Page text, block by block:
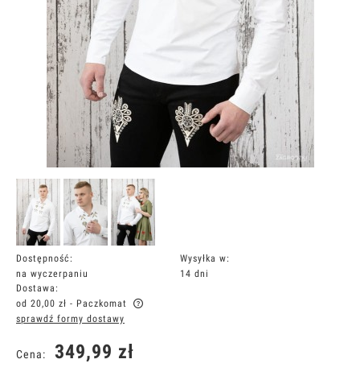
Dostępność:
na wyczerpaniu
Wysyłka w:
14 dni
Dostawa:
od 20,00 zł - Paczkomat
Cena nie zawiera ewentualnych kosztów płatności
sprawdź formy dostawy
Cena: 349,99 zł